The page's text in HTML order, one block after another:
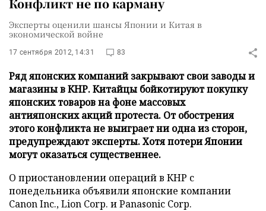
Конфликт не по карману
Эксперты оценили шансы Японии и Китая в
экономической войне
17 сентября 2012, 14:31 83
Ряд японских компаний закрывают свои заводы и
магазины в КНР. Китайцы бойкотируют покупку
японских товаров на фоне массовых
антияпонских акций протеста. От обострения
этого конфликта не выиграет ни одна из сторон,
предупреждают эксперты. Хотя потери Японии
могут оказаться существеннее.
О приостановлении операций в КНР с
понедельника объявили японские компании
Canon Inc., Lion Corp. и Panasonic Corp.